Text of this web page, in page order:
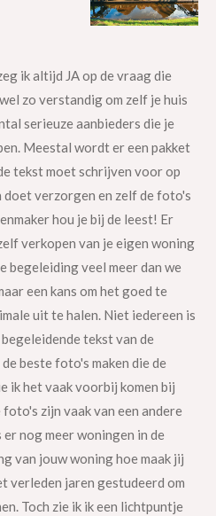
ik altijd JA op de vraag die
zo verstandig om zelf je huis
serieuze aanbieders die je
Meestal wordt er een pakket
tekst moet schrijven voor op
doet verzorgen en zelf de foto's
hou je bij de leest! Er
verkopen van je eigen woning
begeleiding veel meer dan we
een kans om het goed te
uit te halen. Niet iedereen is
tekst van de
beste foto's maken die de
ik het vaak voorbij komen bij
zijn vaak van een andere
nog meer woningen in de
van jouw woning hoe maak jij
verleden jaren gestudeerd om
Toch zie ik ik een lichtpuntje